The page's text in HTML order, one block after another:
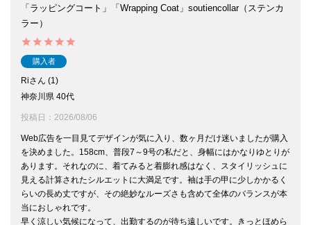
「ラッピングコート」「Wrapping Coat」soutiencollar（ステンカ
ラー）
購入者
Ri
1
神奈川県 40代
投稿日 2026/08/06
Web広告を一目見てデザインが気に入り、数ヶ月だけ迷いましたが購入
を決めました。158cm、普段7～9号の私だと、身幅にはかなりゆとりが
あります。それなのに、着てみると着膨れ感はなく、スタイリッシュに
見える計算されたシルエットに大満足です。袖は手の甲に少しかかるく
らいの長め丈ですが、その絶妙なルーズさも含めて全体のバランスが本
当におしゃれです。
早く涼しい気候になって、出勤するのが待ち遠しいです。きっとほめら